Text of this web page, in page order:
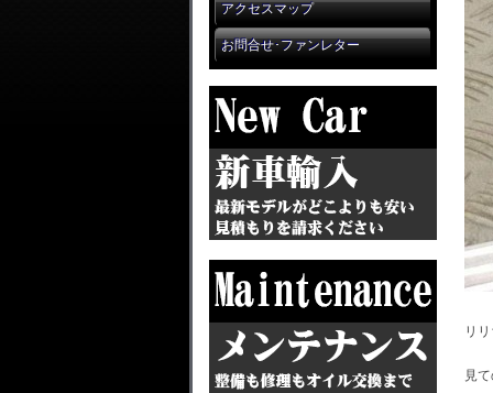
アクセスマップ
お問合せ･ファンレター
リ
見